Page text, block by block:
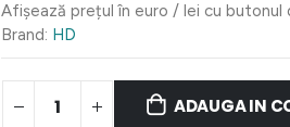
Afișează prețul în euro / lei cu butonul
Brand: HD
ADAUGA IN